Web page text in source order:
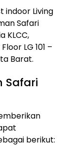
indoor Living
Safari
KLCC,
LG 101 –
Barat.
Safari
berikut: